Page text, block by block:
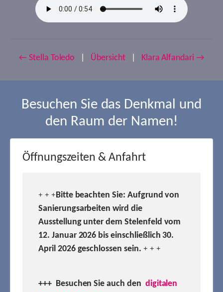
← Stella Toledo Übersicht Klara Alfandari →
Besuchen Sie das Denkmal und
den Raum der Namen!
Öffnungszeiten & Anfahrt
+ + +Bitte beachten Sie: Aufgrund von
Sanierungsarbeiten wird die
Ausstellung unter dem Stelenfeld vom
12. Januar 2026 bis einschließlich 30.
April 2026 geschlossen sein. + + +
+++ Besuchen Sie auch den digitalen